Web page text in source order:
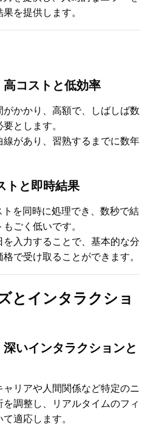
を提供します。
コストと低効率
かかり、高額で、しばしば数
とします。
線があり、習熟するまでに数年
トと即時結果
を同時に処理でき、数秒で結
ごく低いです。
入力することで、基本的な分
で受け取ることができます。
とインタラクショ
いインタラクションと
リアや人間関係など特定のニ
調整し、リアルタイムのフィ
適応します。